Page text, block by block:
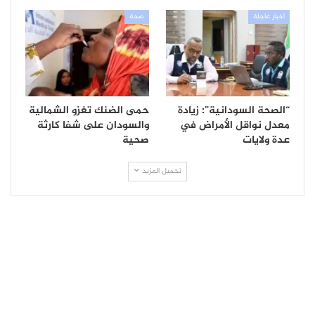
أخبار عاجلة
“الصحة السودانية”: زيادة
معدل نواقل الأمراض في
عدة ولايات
صحة
حمى الضنك تغزو الشمالية
والسودان على شفا كارثة
صحية
تحميل المزيد